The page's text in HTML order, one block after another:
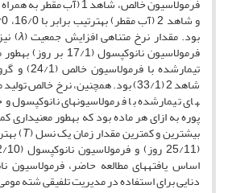
بود. مقدار نرخ متناهی افزایش جمعیت (λ
)
فرمولاسیون نانوکپسول
شاهد 2 (33/1) بود. هم­چنین، نرخ خالص تولید مثل(
پوره به ازای هر ماده بود که به­طور معنی­داری
بیشترین و کمترین مقدار زمان یک نسل (T
اساس یافته­های مطالعه حاضر،
دنایی برای استفاده در مدیریت تلفیقی شته